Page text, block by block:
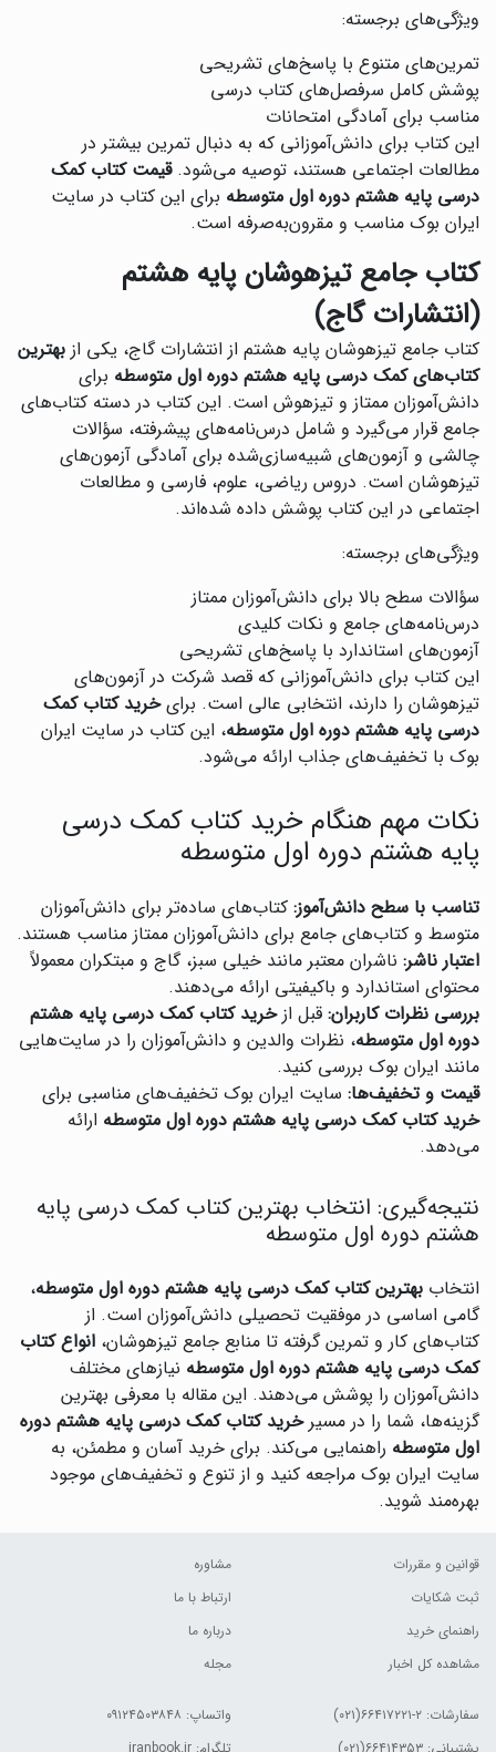
ویژگی‌های برجسته:
تمرین‌های متنوع با پاسخ‌های تشریحی
پوشش کامل سرفصل‌های کتاب درسی
مناسب برای آمادگی امتحانات
این کتاب برای دانش‌آموزانی که به دنبال تمرین بیشتر در
مطالعات اجتماعی هستند، توصیه می‌شود.قیمت کتاب کمک
درسی پایه هشتم دوره اول متوسطه برای این کتاب در سایت
ایران بوک مناسب و مقرون‌به‌صرفه است.
کتاب جامع تیزهوشان پایه هشتم
(انتشارات گاج)
کتاب جامع تیزهوشان پایه هشتم از انتشارات گاج، یکی از بهترین
کتاب‌های کمک درسی پایه هشتم دوره اول متوسطه برای
دانش‌آموزان ممتاز و تیزهوش است. این کتاب در دسته کتاب‌های
جامع قرار می‌گیرد و شامل درس‌نامه‌های پیشرفته، سؤالات
چالشی و آزمون‌های شبیه‌سازی‌شده برای آمادگی آزمون‌های
تیزهوشان است. دروس ریاضی، علوم، فارسی و مطالعات
اجتماعی در این کتاب پوشش داده شده‌اند.
ویژگی‌های برجسته:
سؤالات سطح بالا برای دانش‌آموزان ممتاز
درس‌نامه‌های جامع و نکات کلیدی
آزمون‌های استاندارد با پاسخ‌های تشریحی
این کتاب برای دانش‌آموزانی که قصد شرکت در آزمون‌های
تیزهوشان را دارند، انتخابی عالی است. برایخرید کتاب کمک
درسی پایه هشتم دوره اول متوسطه، این کتاب در سایت ایران
بوک با تخفیف‌های جذاب ارائه می‌شود.
نکات مهم هنگام خرید کتاب کمک درسی
پایه هشتم دوره اول متوسطه
تناسب با سطح دانش‌آموز: کتاب‌های ساده‌تر برای دانش‌آموزان
متوسط و کتاب‌های جامع برای دانش‌آموزان ممتاز مناسب هستند.
اعتبار ناشر: ناشران معتبر مانند خیلی سبز، گاج و مبتکران معمولاً
محتوای استاندارد و باکیفیتی ارائه می‌دهند.
بررسی نظرات کاربران: قبل ازخرید کتاب کمک درسی پایه هشتم
دوره اول متوسطه، نظرات والدین و دانش‌آموزان را در سایت‌هایی
مانند ایران بوک بررسی کنید.
قیمت و تخفیف‌ها: سایت ایران بوک تخفیف‌های مناسبی برای
خرید کتاب کمک درسی پایه هشتم دوره اول متوسطه ارائه
می‌دهد.
نتیجه‌گیری: انتخاب بهترین کتاب کمک درسی پایه
هشتم دوره اول متوسطه
انتخاب بهترین کتاب کمک درسی پایه هشتم دوره اول متوسطه،
گامی اساسی در موفقیت تحصیلی دانش‌آموزان است. از
کتاب‌های کار و تمرین گرفته تا منابع جامع تیزهوشان، انواع کتاب
کمک درسی پایه هشتم دوره اول متوسطه نیازهای مختلف
دانش‌آموزان را پوشش می‌دهند. این مقاله با معرفی بهترین
گزینه‌ها، شما را در مسیرخرید کتاب کمک درسی پایه هشتم دوره
اول متوسطه راهنمایی می‌کند. برای خرید آسان و مطمئن، به
سایت ایران بوک مراجعه کنید و از تنوع و تخفیف‌های موجود
بهره‌مند شوید.
قوانین و مقررات
ثبت شکایات
راهنمای خرید
مشاهده کل اخبار
مشاوره
ارتباط با ما
درباره ما
مجله
سفارشات: ۲-۶۶۴۱۷۲۲۱(۰۲۱)
واتساپ: ۰۹۱۲۴۵۰۳۸۴۸